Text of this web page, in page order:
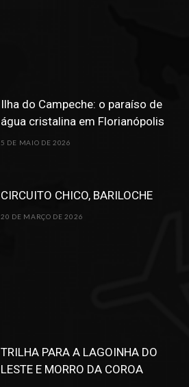
Ilha do Campeche: o paraíso de
água cristalina em Florianópolis
5 DE MAIO DE 2026
CIRCUITO CHICO, BARILOCHE
20 DE MARÇO DE 2026
TRILHA PARA A LAGOINHA DO
LESTE E MORRO DA COROA